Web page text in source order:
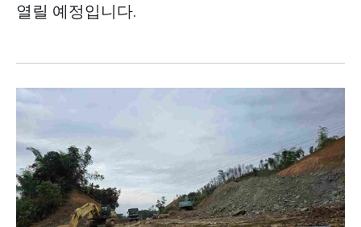
열릴 예정입니다.